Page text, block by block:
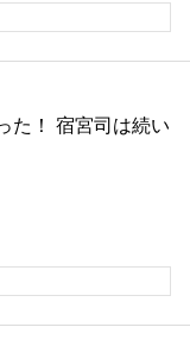
た！ 宿宮司は続い